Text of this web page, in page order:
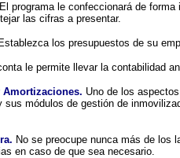
El programa le confeccionará de
las cifras a presentar.
Establezca los presupuestos de su
le permite llevar la contabilidad
Uno de los
sus módulos de gestión de
No se preocupe nunca más de los
en caso de que sea necesario.